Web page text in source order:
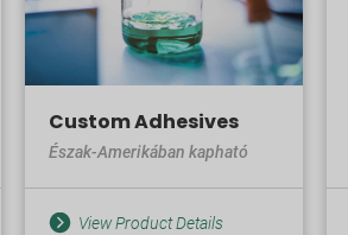
Custom Adhesives
Észak-Amerikában kapható
View Product Details